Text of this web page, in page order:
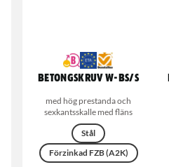
Betongskruv W-BS/S
med hög prestanda och
sexkantsskalle med fläns
Stål
Förzinkad FZB (A2K)